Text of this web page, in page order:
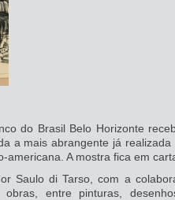
do Brasil Belo Horizonte
a mais abrangente já
americana. A mostra fica em
Saulo di Tarso, com a
entre pinturas,